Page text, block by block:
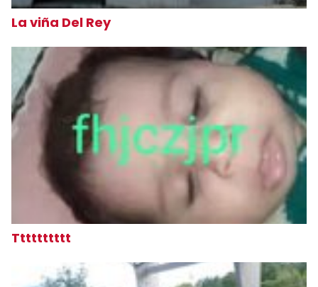
La viña Del Rey
Tttttttttt